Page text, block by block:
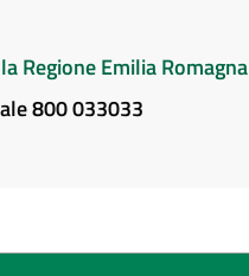
Regione Emilia Romagna
800 033033